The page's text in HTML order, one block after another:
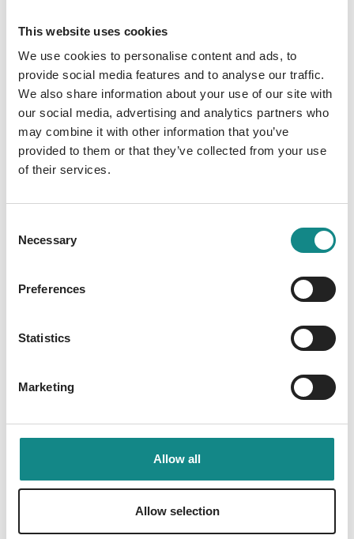
This website uses cookies
We use cookies to personalise content and ads, to
provide social media features and to analyse our traffic.
We also share information about your use of our site with
our social media, advertising and analytics partners who
may combine it with other information that you’ve
provided to them or that they’ve collected from your use
of their services.
Selection
Necessary
Preferences
Statistics
Marketing
Allow all
Allow selection
einfachen Schreibritual an. Auf diese Weise
können wir unser persönliches Wachstum
und unsere Kreativität fördern, zu mehr
Gleichgewicht finden und Schritt für Schritt
Erfüllung in all unsere Lebensbereiche
bringen. - Notizbuch mit inspirierendem
Wissen in Form eines kleinen Ratgebers rund
um den Mond und die Heilkraft des
für dein Schreibritual (dot grid) -
Wunderschöne Illustrationen von Mond und
Universum von Studio Zo aus Edinburgh -
Inklusive gratis Mondkalender (der Link zum
zu den „Mondbriefen“, die zum gemeinsamen
Link zu den Mondbriefen befindet sich im
Mondliebhaber, Suchenden und
Schreibenden. - DIN A5 - 296 Seiten - 80 g
Papier (FSC), cremefarben - dot grid
(gepunktet)